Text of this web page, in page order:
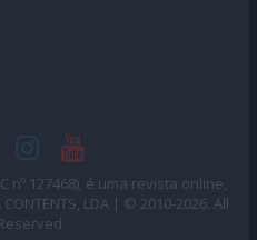
nº 127468), é uma revista online,
LDA | © 2010-2026. All